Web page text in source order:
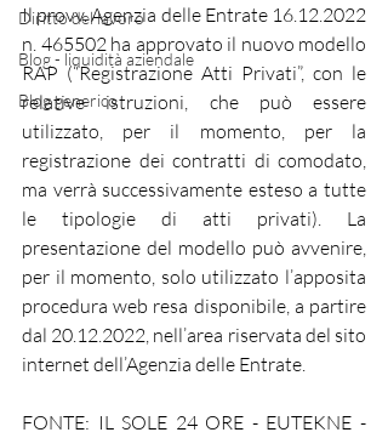
Diritto del lavoro
Blog - liquidità aziendale
Blog generico
Il provv. Agenzia delle Entrate 16.12.2022
n. 465502 ha approvato il nuovo modello
RAP (“Registrazione Atti Privati”, con le
relative istruzioni, che può essere
utilizzato, per il momento, per la
registrazione dei contratti di comodato,
ma verrà successivamente esteso a tutte
le tipologie di atti privati). La
presentazione del modello può avvenire,
per il momento, solo utilizzato l’apposita
procedura web resa disponibile, a partire
dal 20.12.2022, nell’area riservata del sito
internet dell’Agenzia delle Entrate.
FONTE: IL SOLE 24 ORE - EUTEKNE -